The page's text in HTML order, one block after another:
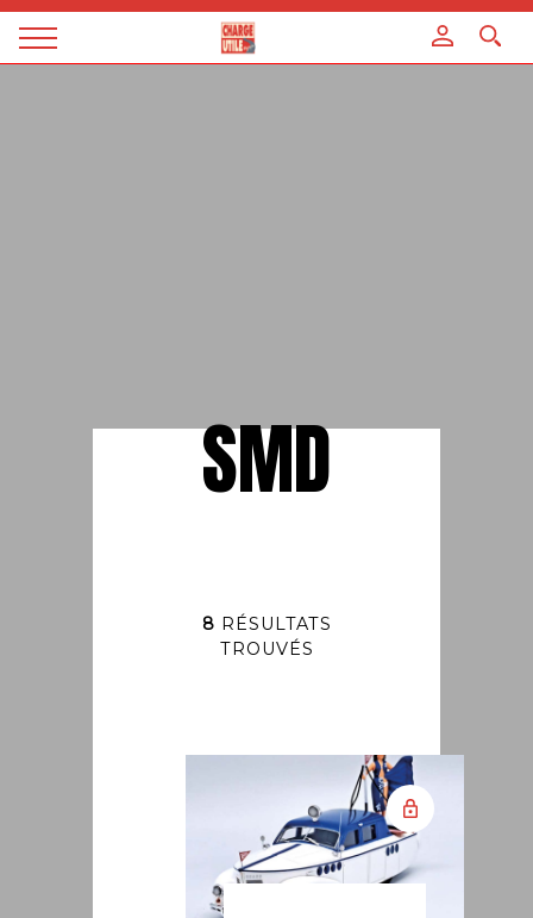
Magazine
SMD
8 RÉSULTATS
TROUVÉS
Panneau de gestion des cookies